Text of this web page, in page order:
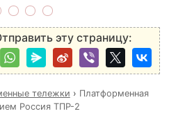
эту страницу:
тележки › Платформенная
Россия ТПР-2